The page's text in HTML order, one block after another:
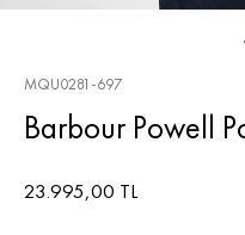
MQU0281-697
Barbour Powell
23.995,00 TL